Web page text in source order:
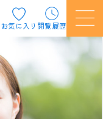
お気に入り 閲覧履歴